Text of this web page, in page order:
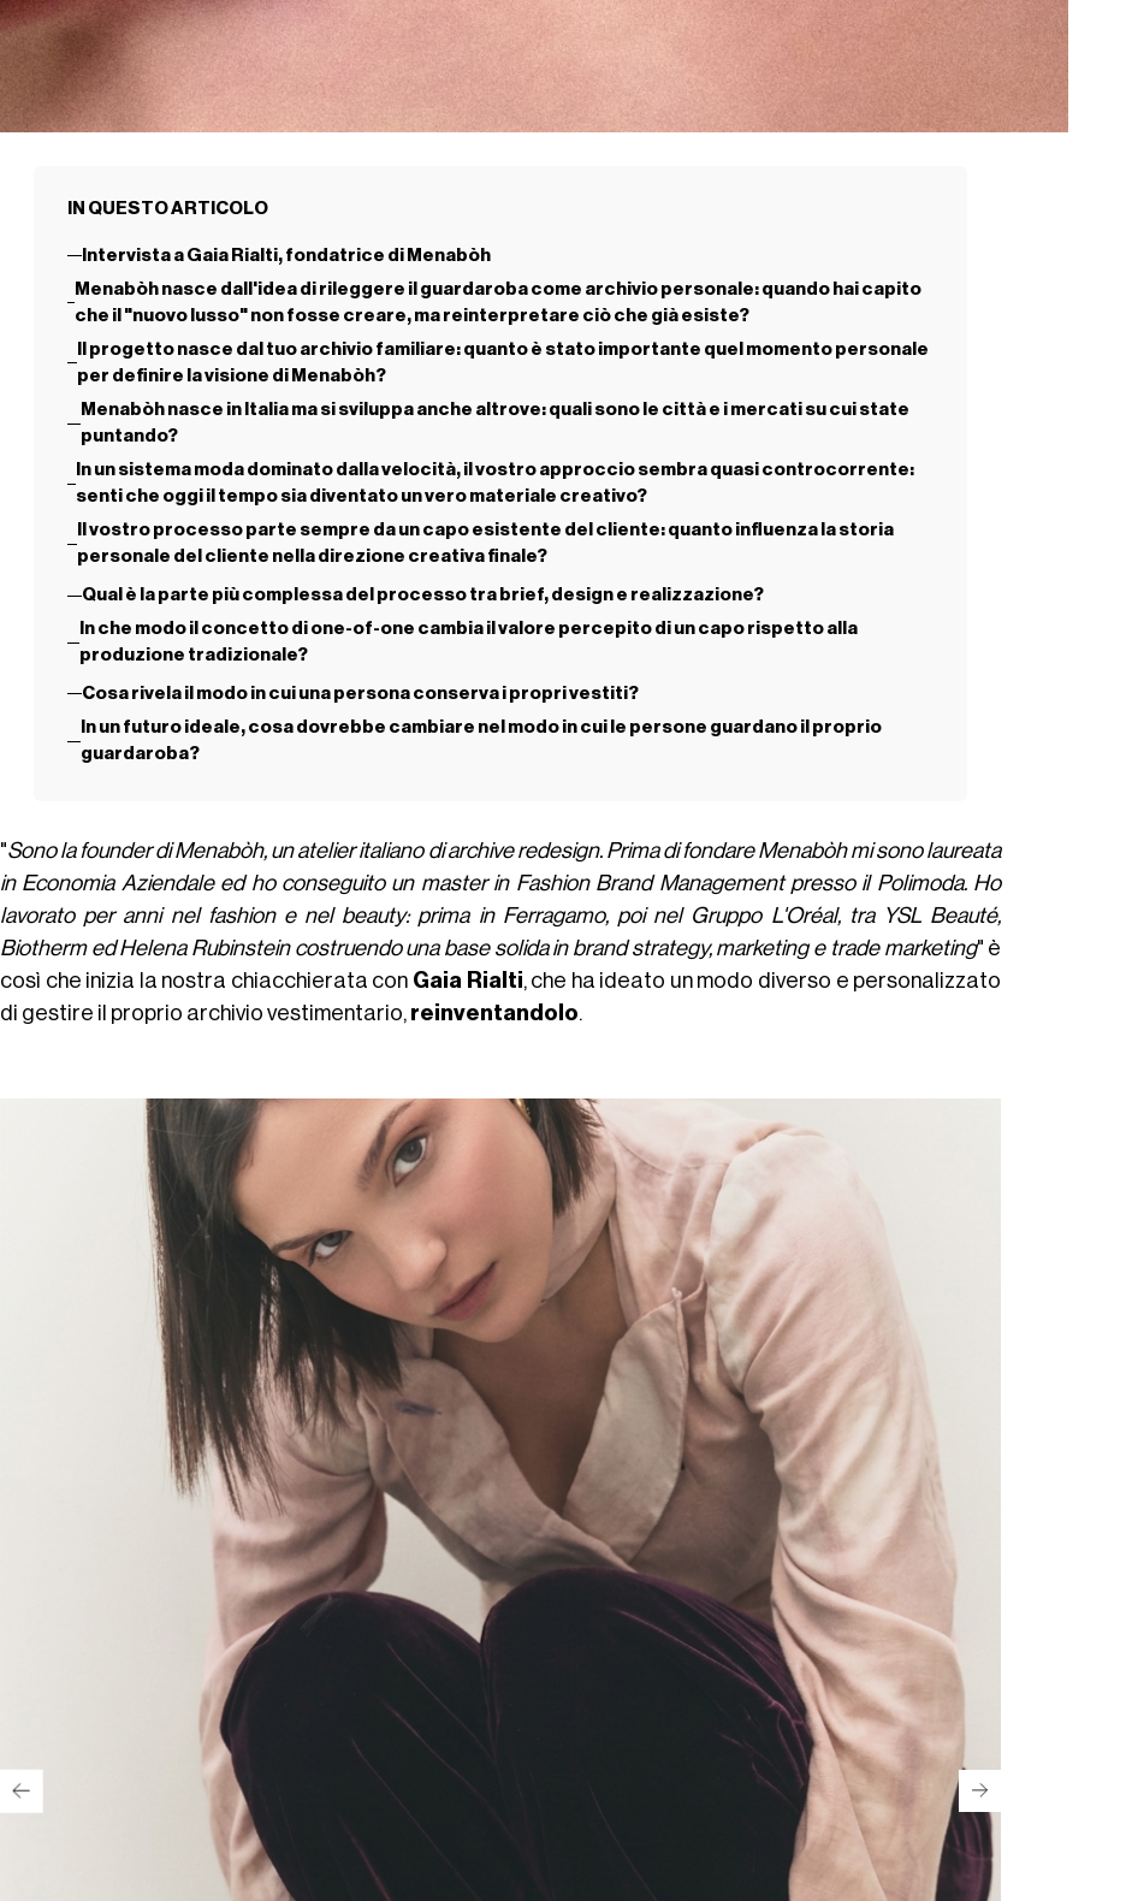
IN QUESTO ARTICOLO
Intervista a Gaia Rialti, fondatrice di Menabòh
Menabòh nasce dall'idea di rileggere il guardaroba come archivio personale: quando hai capito
che il "nuovo lusso" non fosse creare, ma reinterpretare ciò che già esiste?
Il progetto nasce dal tuo archivio familiare: quanto è stato importante quel momento personale
per definire la visione di Menabòh?
Menabòh nasce in Italia ma si sviluppa anche altrove: quali sono le città e i mercati su cui state
puntando?
In un sistema moda dominato dalla velocità, il vostro approccio sembra quasi controcorrente:
senti che oggi il tempo sia diventato un vero materiale creativo?
Il vostro processo parte sempre da un capo esistente del cliente: quanto influenza la storia
personale del cliente nella direzione creativa finale?
Qual è la parte più complessa del processo tra brief, design e realizzazione?
In che modo il concetto di one-of-one cambia il valore percepito di un capo rispetto alla
produzione tradizionale?
Cosa rivela il modo in cui una persona conserva i propri vestiti?
In un futuro ideale, cosa dovrebbe cambiare nel modo in cui le persone guardano il proprio
guardaroba?
"Sono la founder di Menabòh, un atelier italiano di archive redesign. Prima di fondare Menabòh mi sono laureata
in Economia Aziendale ed ho conseguito un master in Fashion Brand Management presso il Polimoda. Ho
lavorato per anni nel fashion e nel beauty: prima in Ferragamo, poi nel Gruppo L'Oréal, tra YSL Beauté,
Biotherm ed Helena Rubinstein costruendo una base solida in brand strategy, marketing e trade marketing" è
così che inizia la nostra chiacchierata con Gaia Rialti, che ha ideato un modo diverso e personalizzato
di gestire il proprio archivio vestimentario,reinventandolo.